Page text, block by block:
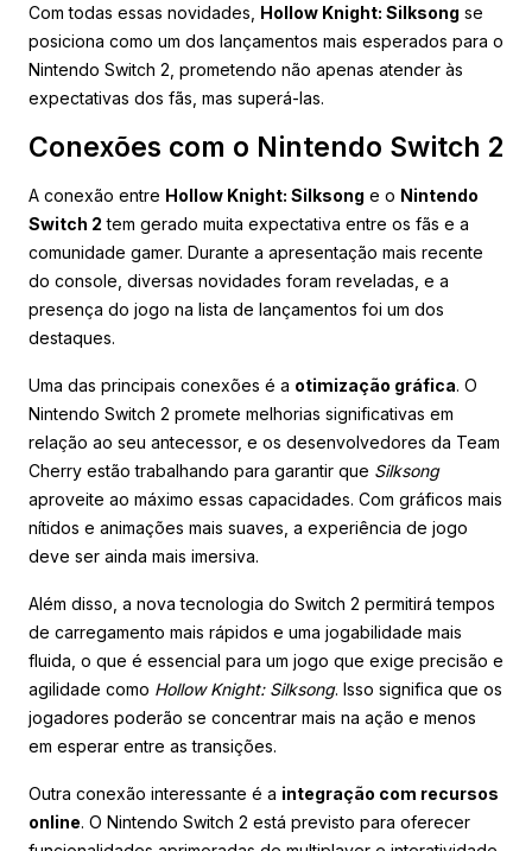
Com todas essas novidades, Hollow Knight: Silksong se
posiciona como um dos lançamentos mais esperados para o
Nintendo Switch 2, prometendo não apenas atender às
expectativas dos fãs, mas superá-las.
Conexões com o Nintendo Switch 2
A conexão entre Hollow Knight: Silksong e o Nintendo
Switch 2 tem gerado muita expectativa entre os fãs e a
comunidade gamer. Durante a apresentação mais recente
do console, diversas novidades foram reveladas, e a
presença do jogo na lista de lançamentos foi um dos
destaques.
Uma das principais conexões é a otimização gráfica. O
Nintendo Switch 2 promete melhorias significativas em
relação ao seu antecessor, e os desenvolvedores da Team
Cherry estão trabalhando para garantir que Silksong
aproveite ao máximo essas capacidades. Com gráficos mais
nítidos e animações mais suaves, a experiência de jogo
deve ser ainda mais imersiva.
Além disso, a nova tecnologia do Switch 2 permitirá tempos
de carregamento mais rápidos e uma jogabilidade mais
fluida, o que é essencial para um jogo que exige precisão e
agilidade como Hollow Knight: Silksong. Isso significa que os
jogadores poderão se concentrar mais na ação e menos
em esperar entre as transições.
Outra conexão interessante é a integração com recursos
online. O Nintendo Switch 2 está previsto para oferecer